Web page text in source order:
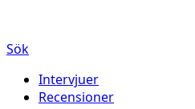
Sök
Intervjuer
Recensioner